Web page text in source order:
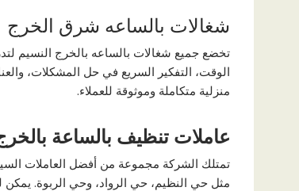
شغالات بالساعه شرق الخرج
تخضع جميع شغالات بالساعه بالخرج النسيم
الوقت، التفكير السريع في حل المشكلات،
منزلية متكاملة وموثوقة للعملاء.
عاملات تنظيف بالساعة
تمتلك الشركة مجموعة من أفضل العاملات
مثل حي النظيم، حي الرواد، وحي الربوة. يمكن